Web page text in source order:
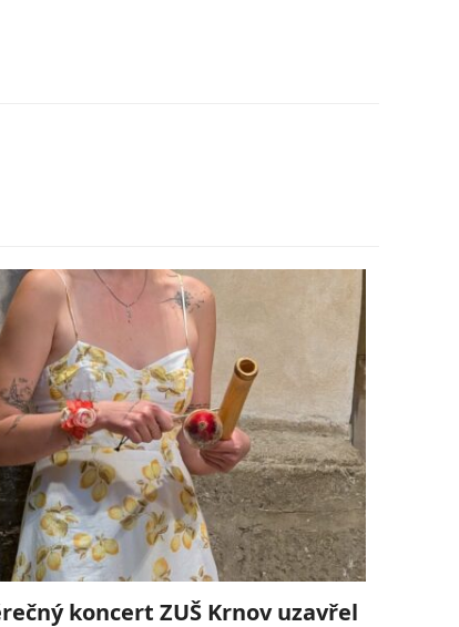
koncert ZUŠ Krnov uzavřel